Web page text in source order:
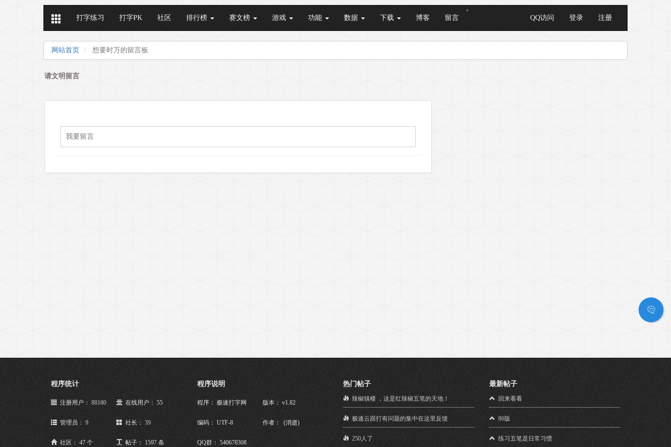
打字练习 打字PK 社区 排行榜 赛文榜 游戏 功能 数据 下载 博客 留言 注册
登录
QQ访问
网站首页 想要时万的留言板
请文明留言
我要留言
程序统计
注册用户： 88180 在线用户： 55
管理员： 9 社长：39
社区： 47 个 帖子： 1597 条
程序说明
程序： 极速打字网 版本： v1.82
编码： UTF-8 作者： (消逝)
QQ群： 540678308
热门帖子
辣椒镇楼 ，这是红辣椒五笔的天地！
极速云跟打有问题的集中在这里反馈
250人了
最新帖子
回来看看
86版
练习五笔是日常习惯